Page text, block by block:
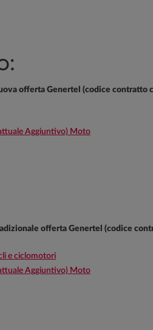
offerta Genertel (codice contratto
Aggiuntivo) Moto
offerta Genertel (codice
e ciclomotori
Aggiuntivo) Moto